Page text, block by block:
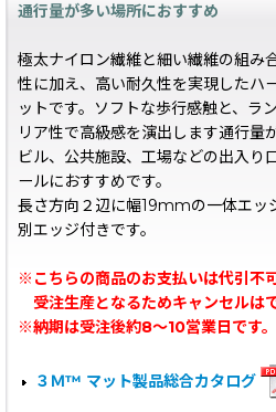
通行量が多い場所におすすめ
極太ナイロン繊維と細い繊維の組み
性に加え、高い耐久性を実現したハ
ットです。ソフトな歩行感触と、ラ
リア性で高級感を演出します通行量
ビル、公共施設、工場などの出入り
ールにおすすめです。
長さ方向２辺に幅19mmの一体エ
別エッジ付きです。
※こちらの商品のお支払いは代引不
受注生産となるためキャンセルは
※納期は受注後約8〜10営業日です。
３Ｍ™ マット製品総合カタログ